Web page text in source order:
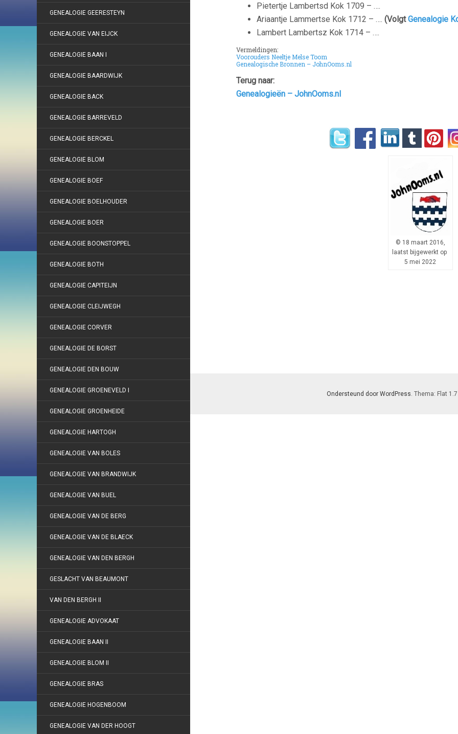
GENEALOGIE GEERESTEYN
GENEALOGIE VAN EIJCK
GENEALOGIE BAAN I
GENEALOGIE BAARDWIJK
GENEALOGIE BACK
GENEALOGIE BARREVELD
GENEALOGIE BERCKEL
GENEALOGIE BLOM
GENEALOGIE BOEF
GENEALOGIE BOELHOUDER
GENEALOGIE BOER
GENEALOGIE BOONSTOPPEL
GENEALOGIE BOTH
GENEALOGIE CAPITEIJN
GENEALOGIE CLEIJWEGH
GENEALOGIE CORVER
GENEALOGIE DE BORST
GENEALOGIE DEN BOUW
GENEALOGIE GROENEVELD I
GENEALOGIE GROENHEIDE
GENEALOGIE HARTOGH
GENEALOGIE VAN BOLES
GENEALOGIE VAN BRANDWIJK
GENEALOGIE VAN BUEL
GENEALOGIE VAN DE BERG
GENEALOGIE VAN DE BLAECK
GENEALOGIE VAN DEN BERGH
GESLACHT VAN BEAUMONT
VAN DEN BERGH II
GENEALOGIE ADVOKAAT
GENEALOGIE BAAN II
GENEALOGIE BLOM II
GENEALOGIE BRAS
GENEALOGIE HOGENBOOM
GENEALOGIE VAN DER HOOGT
Pietertje Lambertsd Kok 1709 – ….
Ariaantje Lammertse Kok 1712 – …. (VolgtGenealogie
Lambert Lambertsz Kok 1714 – ….
Vermeldingen:
Voorouders Neeltje Melse Toom
Genealogische Bronnen – JohnOoms.nl
Terug naar:
Genealogieën – JohnOoms.nl
© 18 maart 2016,
laatst bijgewerkt op
5 mei 2022
Ondersteund door WordPress. Thema: Flat